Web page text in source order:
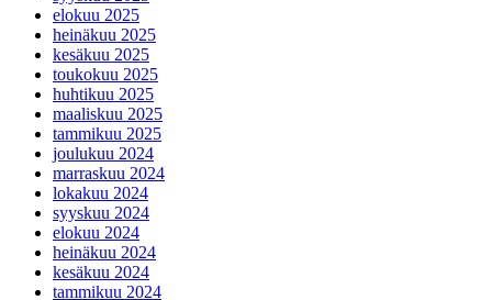
elokuu 2025
heinäkuu 2025
kesäkuu 2025
toukokuu 2025
huhtikuu 2025
maaliskuu 2025
tammikuu 2025
joulukuu 2024
marraskuu 2024
lokakuu 2024
syyskuu 2024
elokuu 2024
heinäkuu 2024
kesäkuu 2024
tammikuu 2024